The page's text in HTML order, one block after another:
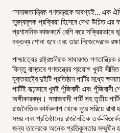
"সমাজতান্ত্রিক গণতন্ত্রকে অবশ্যই... এক
দ্বন্দ্বমূলক প্রক্রিয়া হিসেবে দেখা উচিত
প্রশাসনিক কাজকর্মে বেশি করে সক্রিয়ভাবে
বক্তব্য শোনা হবে এবং তারা নিজেদেরকে
পাশ্চাত্যের রাষ্ট্রগুলিকে সাধারণত গণতান্ত্রিক
কিন্তু বাস্তবে গণতন্ত্রের প্রয়োগ খুবই
যুক্তরাষ্ট্রে দুইটি প্রতিষ্ঠান পার্টির মধ্যে
পার্টিই রূঢ়ভাবে খুবই পুঁজিবাদী এবং
অঙ্গীকারবদ্ধ। সমাজবাদী পার্টি সহ তৃতীয়
রাজনৈতিক কার্যকলাপ থেকে দূরে সরিয়ে
সময় এবং প্রতিষ্ঠানের রাজনৈতিক তর্ক-
জন্য তাদেরকে অনেক প্রতিকূলতার সম্মুখীন